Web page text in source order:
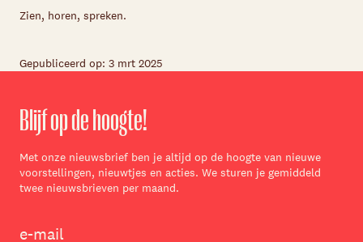
Zien, horen, spreken.
Gepubliceerd op: 3 mrt 2025
Blijf op de hoogte!
Met onze nieuwsbrief ben je altijd op de hoogte van nieuwe
voorstellingen, nieuwtjes en acties. We sturen je gemiddeld
twee nieuwsbrieven per maand.